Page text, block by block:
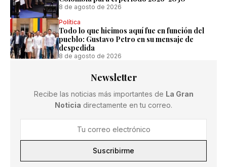
8 de agosto de 2026
Política
Todo lo que hicimos aquí fue en función del
pueblo: Gustavo Petro en su mensaje de
despedida
8 de agosto de 2026
Newsletter
Recibe las noticias más importantes de La Gran
Noticia directamente en tu correo.
Suscribirme